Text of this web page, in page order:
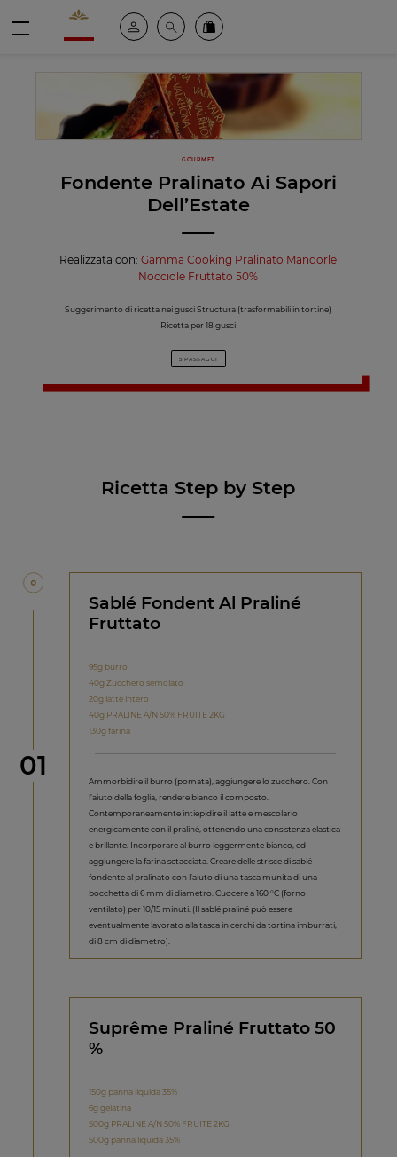
Valrhona - Imaginons le meilleur du chocolat
Il mio account
Cerca Ordinate i nostri prodotti online
GOURMET
Fondente Pralinato Ai Sapori
Dell’Estate
Realizzata con:Gamma Cooking Pralinato Mandorle
Nocciole Fruttato 50%
Suggerimento di ricetta nei gusci Structura (trasformabili in tortine)
Ricetta per 18 gusci
5 PASSAGGI
Ricetta Step by Step
Step
01
Sablé Fondent Al Praliné
Fruttato
95g burro
40g Zucchero semolato
20g latte intero
40g PRALINE A/N 50% FRUITE 2KG
130g farina
Ammorbidire il burro (pomata), aggiungere lo zucchero. Con
l’aiuto della foglia, rendere bianco il composto.
Contemporaneamente intiepidire il latte e mescolarlo
energicamente con il praliné, ottenendo una consistenza elastica
e brillante. Incorporare al burro leggermente bianco, ed
aggiungere la farina setacciata. Creare delle strisce di sablé
fondente al pralinato con l’aiuto di una tasca munita di una
bocchetta di 6 mm di diametro. Cuocere a 160 °C (forno
ventilato) per 10/15 minuti. (Il sablé praliné può essere
eventualmente lavorato alla tasca in cerchi da tortina imburrati,
di 8 cm di diametro).
Suprême Praliné Fruttato 50
%
150g panna liquida 35%
6g gelatina
500g PRALINE A/N 50% FRUITE 2KG
500g panna liquida 35%